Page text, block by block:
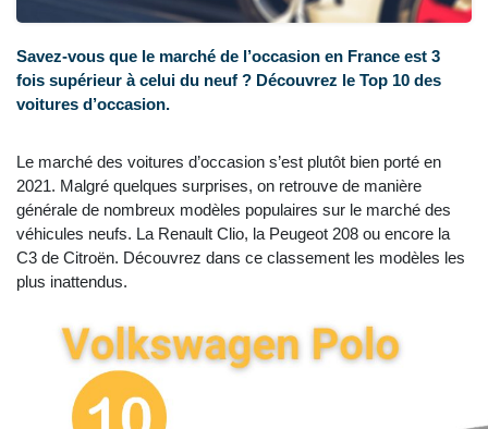
Savez-vous que le marché de l’occasion en France est 3
fois supérieur à celui du neuf ? Découvrez le Top 10 des
voitures d’occasion.
Le marché des voitures d’occasion s’est plutôt bien porté en
2021. Malgré quelques surprises, on retrouve de manière
générale de nombreux modèles populaires sur le marché des
véhicules neufs. La Renault Clio, la Peugeot 208 ou encore la
C3 de Citroën. Découvrez dans ce classement les modèles les
plus inattendus.